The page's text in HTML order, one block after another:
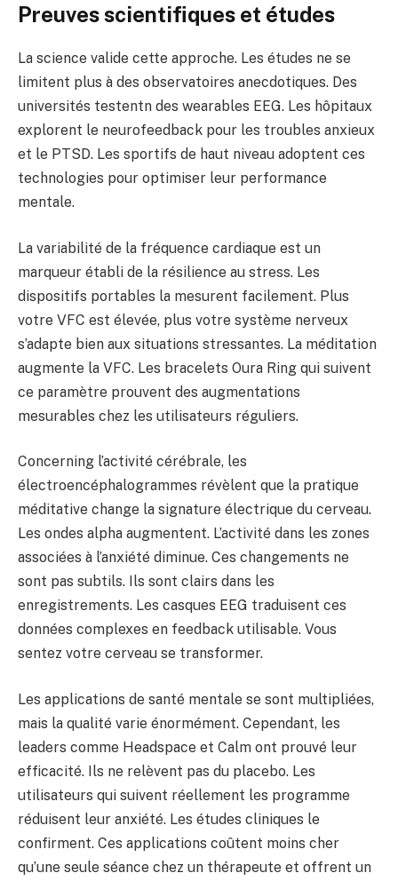
Preuves scientifiques et études
La science valide cette approche. Les études ne se
limitent plus à des observatoires anecdotiques. Des
universités testentn des wearables EEG. Les hôpitaux
explorent le neurofeedback pour les troubles anxieux
et le PTSD. Les sportifs de haut niveau adoptent ces
technologies pour optimiser leur performance
mentale.
La variabilité de la fréquence cardiaque est un
marqueur établi de la résilience au stress. Les
dispositifs portables la mesurent facilement. Plus
votre VFC est élevée, plus votre système nerveux
s’adapte bien aux situations stressantes. La méditation
augmente la VFC. Les bracelets Oura Ring qui suivent
ce paramètre prouvent des augmentations
mesurables chez les utilisateurs réguliers.
Concerning l’activité cérébrale, les
électroencéphalogrammes révèlent que la pratique
méditative change la signature électrique du cerveau.
Les ondes alpha augmentent. L’activité dans les zones
associées à l’anxiété diminue. Ces changements ne
sont pas subtils. Ils sont clairs dans les
enregistrements. Les casques EEG traduisent ces
données complexes en feedback utilisable. Vous
sentez votre cerveau se transformer.
Les applications de santé mentale se sont multipliées,
mais la qualité varie énormément. Cependant, les
leaders comme Headspace et Calm ont prouvé leur
efficacité. Ils ne relèvent pas du placebo. Les
utilisateurs qui suivent réellement les programme
réduisent leur anxiété. Les études cliniques le
confirment. Ces applications coûtent moins cher
qu’une seule séance chez un thérapeute et offrent un